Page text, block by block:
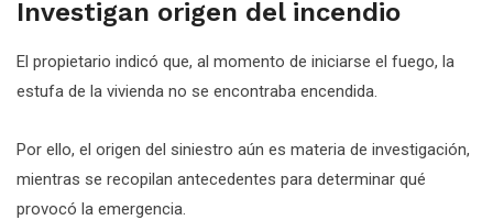
Investigan origen del incendio
El propietario indicó que, al momento de iniciarse el fuego, la
estufa de la vivienda no se encontraba encendida.
Por ello, el origen del siniestro aún es materia de investigación,
mientras se recopilan antecedentes para determinar qué
provocó la emergencia.